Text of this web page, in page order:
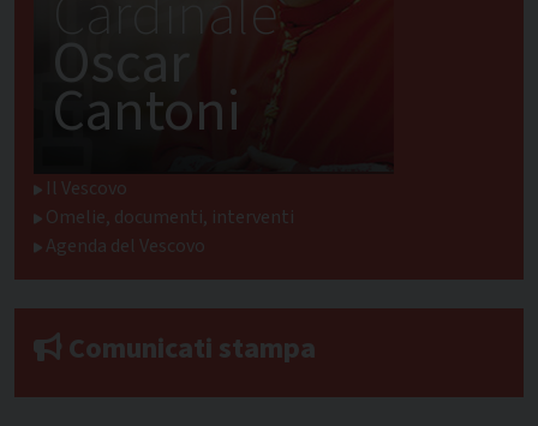
Oscar
Cantoni
Il Vescovo
Omelie, documenti, interventi
Agenda del Vescovo
Comunicati stampa